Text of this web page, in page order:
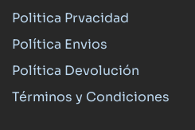
Politica Prvacidad
Política Envios
Política Devolución
Términos y Condiciones